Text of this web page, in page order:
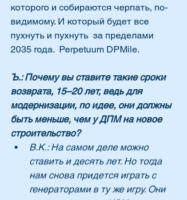
которого и собираются черпать, по-
видимому. И который будет все
пухнуть и пухнуть  за пределами
2035 года.  Perpetuum DPMile.
Ъ.: Почему вы ставите такие сроки
возврата, 15–20 лет, ведь для
модернизации, по идее, они должны
быть меньше, чем у ДПМ на новое
строительство?
В.К.: На самом деле можно
ставить и десять лет. Но тогда
нам снова придется играть с
генераторами в ту же игру. Они